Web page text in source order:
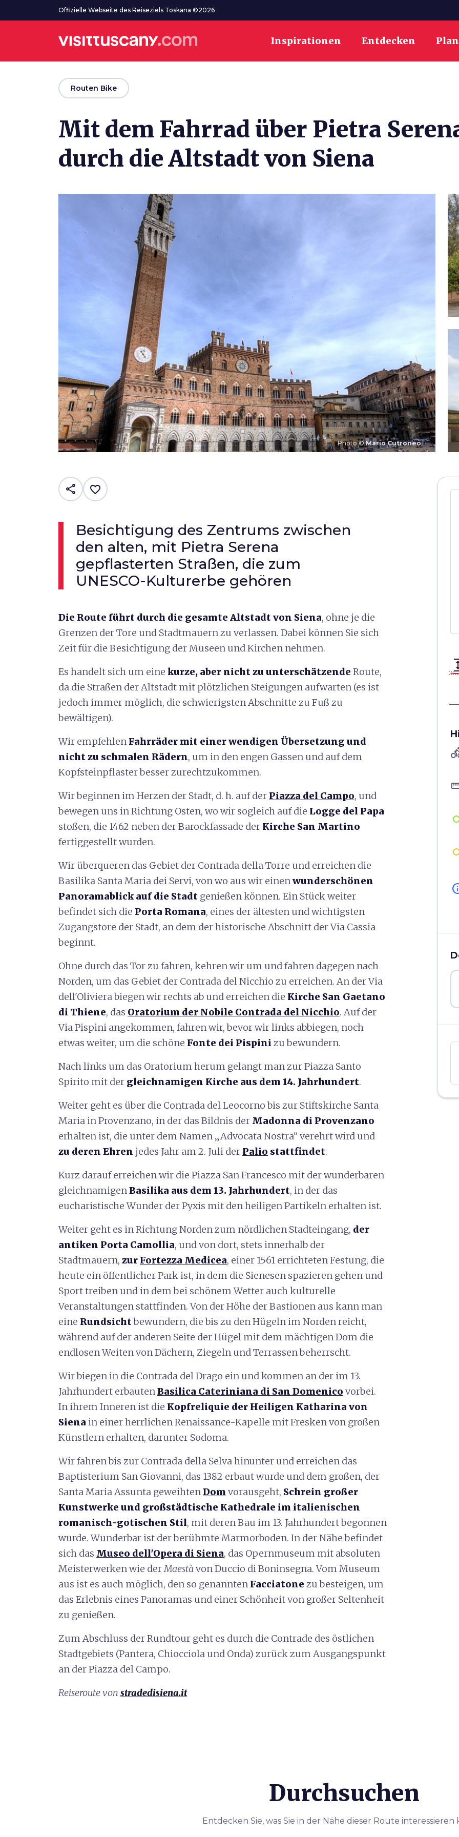
Zum HauptinhaltOffizielle Webseite des Reiseziels Toskana ©2026
Inspirationen Entdecken
arrow_backRouten Bike
Mit dem Fahrrad über Pietra
durch die Altstadt von Siena
Photo ©Mario Cutroneo
share favorite_border
Besichtigung des Zentrums zwischen
den alten, mit Pietra Serena
gepflasterten Straßen, die zum
UNESCO-Kulturerbe gehören
Die Route führt durch die gesamte Altstadt von Siena, ohne je die
Grenzen der Tore und Stadtmauern zu verlassen. Dabei können Sie sich
Zeit für die Besichtigung der Museen und Kirchen nehmen.
Es handelt sich um eine kurze, aber nicht zu unterschätzende Route,
da die Straßen der Altstadt mit plötzlichen Steigungen aufwarten (es ist
jedoch immer möglich, die schwierigsten Abschnitte zu Fuß zu
bewältigen).
Wir empfehlen Fahrräder mit einer wendigen Übersetzung und
nicht zu schmalen Rädern, um in den engen Gassen und auf dem
Kopfsteinpflaster besser zurechtzukommen.
Wir beginnen im Herzen der Stadt, d. h. auf der Piazza del Campo, und
bewegen uns in Richtung Osten, wo wir sogleich auf die Logge del Papa
stoßen, die 1462 neben der Barockfassade der Kirche San Martino
fertiggestellt wurden.
Wir überqueren das Gebiet der Contrada della Torre und erreichen die
Basilika Santa Maria dei Servi, von wo aus wir einenwunderschönen
Panoramablick auf die Stadt genießen können. Ein Stück weiter
befindet sich die Porta Romana, eines der ältesten und wichtigsten
Zugangstore der Stadt, an dem der historische Abschnitt der Via Cassia
beginnt.
Ohne durch das Tor zu fahren, kehren wir um und fahren dagegen nach
Norden, um das Gebiet der Contrada del Nicchio zu erreichen. An der Via
dell'Oliviera biegen wir rechts ab und erreichen die Kirche San Gaetano
di Thiene, das Oratorium der Nobile Contrada del Nicchio. Auf der
Via Pispini angekommen, fahren wir, bevor wir links abbiegen, noch
etwas weiter, um die schöne Fonte dei Pispini zu bewundern.
Nach links um das Oratorium herum gelangt man zur Piazza Santo
Spirito mit der gleichnamigen Kirche aus dem 14. Jahrhundert.
Weiter geht es über die Contrada del Leocorno bis zur Stiftskirche Santa
Maria in Provenzano, in der das Bildnis der Madonna di Provenzano
erhalten ist, die unter dem Namen „Advocata Nostra“ verehrt wird und
zu deren Ehren jedes Jahr am 2. Juli der Palio stattfindet.
Kurz darauf erreichen wir die Piazza San Francesco mit der wunderbaren
gleichnamigenBasilika aus dem 13. Jahrhundert, in der das
eucharistische Wunder der Pyxis mit den heiligen Partikeln erhalten ist.
Weiter geht es in Richtung Norden zum nördlichen Stadteingang, der
antiken Porta Camollia, und von dort, stets innerhalb der
Stadtmauern, zur Fortezza Medicea, einer 1561 errichteten Festung, die
heute ein öffentlicher Park ist, in dem die Sienesen spazieren gehen und
Sport treiben und in dem bei schönem Wetter auch kulturelle
Veranstaltungen stattfinden. Von der Höhe der Bastionen aus kann man
eine Rundsichtbewundern, die bis zu den Hügeln im Norden reicht,
während auf der anderen Seite der Hügel mit dem mächtigen Dom die
endlosen Weiten von Dächern, Ziegeln und Terrassen beherrscht.
Wir biegen in die Contrada del Drago ein und kommen an der im 13.
Jahrhundert erbautenBasilica Cateriniana di San Domenico vorbei.
In ihrem Inneren ist die Kopfreliquie der Heiligen Katharina von
Siena in einer herrlichen Renaissance-Kapelle mit Fresken von großen
Künstlern erhalten, darunter Sodoma.
Wir fahren bis zur Contrada della Selva hinunter und erreichen das
Baptisterium San Giovanni, das 1382 erbaut wurde und dem großen, der
Santa Maria Assunta geweihtenDom vorausgeht, Schrein großer
Kunstwerke und großstädtische Kathedrale im italienischen
romanisch-gotischen Stil, mit deren Bau im 13. Jahrhundert begonnen
wurde. Wunderbar ist der berühmte Marmorboden. In der Nähe befindet
sich das Museo dell'Opera di Siena, das Opernmuseum mit absoluten
Meisterwerken wie derMaestà von Duccio di Boninsegna. Vom Museum
aus ist es auch möglich, den so genannten Facciatone zu besteigen, um
das Erlebnis eines Panoramas und einer Schönheit von großer Seltenheit
zu genießen.
Zum Abschluss der Rundtour geht es durch die Contrade des östlichen
Stadtgebiets (Pantera, Chiocciola und Onda) zurück zum Ausgangspunkt
an der Piazza del Campo.
Reiseroute von stradedisiena.it
Durchsuchen
Entdecken Sie, was Sie in der Nähe dieser Route interessieren